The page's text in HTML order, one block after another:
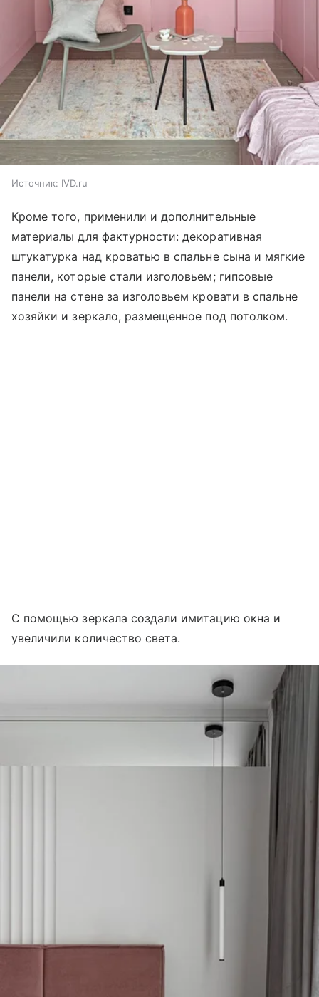
Источник: IVD.ru
Кроме того, применили и дополнительные
материалы для фактурности: декоративная
штукатурка над кроватью в спальне сына и мягкие
панели, которые стали изголовьем; гипсовые
панели на стене за изголовьем кровати в спальне
хозяйки и зеркало, размещенное под потолком.
С помощью зеркала создали имитацию окна и
увеличили количество света.